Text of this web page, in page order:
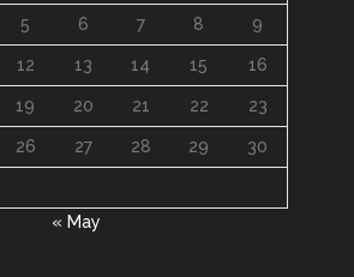
5 6 7 8 9
12 13 14 15 16
19 20 21 22 23
26 27 28 29 30
« May